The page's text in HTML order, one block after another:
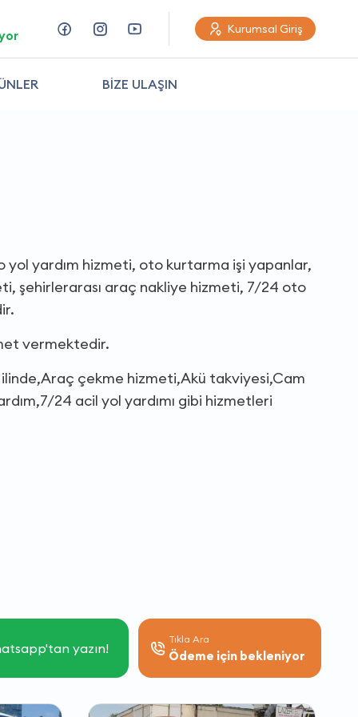
Kurumsal Giriş
BİZE ULAŞIN
yol yardım hizmeti, oto kurtarma işi yapanlar,
şehirlerarası araç nakliye hizmeti, 7/24 oto
vermektedir.
çekme hizmeti,Akü takviyesi,Cam
24 acil yol yardımı gibi hizmetleri
yazın!
Tıkla Ara
Ödeme için bekleniyor